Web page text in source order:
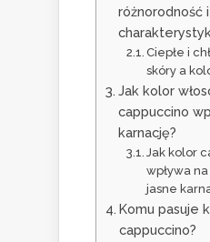
różnorodność i
Ciepłe i
skóry a
Jak kolor
cappuccino
karnację?
Jak kolor
wpływa
jasne
Komu pasuje
cappuccino?